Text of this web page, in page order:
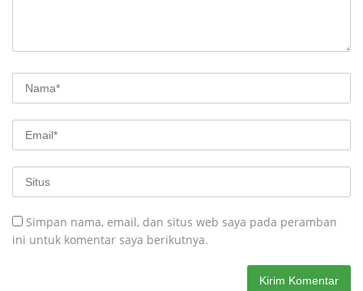
Simpan nama, email, dan situs web saya pada peramban
ini untuk komentar saya berikutnya.